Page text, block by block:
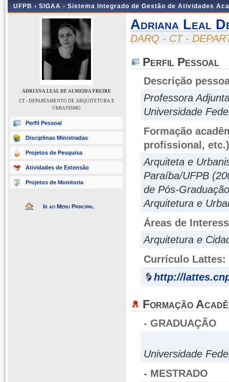
UFPB › SIGAA - Sistema Integrado de Gestão de Atividades
ADRIANA LEAL DE ALMEIDA FREIRE
CT - DEPARTAMENTO DE ARQUITETURA E
URBANISMO
Perfil Pessoal
Disciplinas Ministradas
Projetos de Pesquisa
Atividades de Extensão
Projetos de Monitoria
Ir ao Menu Principal
Adriana Leal
DARQ - CT -
Perfil Pessoal
Descrição
Professora
Universidade
Formação
profissional, etc.)
Arquiteta e
Paraíba/UFPB
de Pós-
Arquitetura e
Áreas de
Arquitetura e
Currículo Lattes:
http://
Formação
- GRADUAÇÃO
Universidade
- MESTRADO